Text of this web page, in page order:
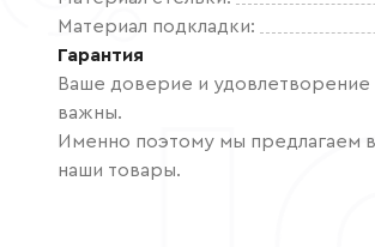
Материал подкладки:
Гарантия
Ваше доверие и
важны.
Именно поэтому мы предлагаем
наши товары.